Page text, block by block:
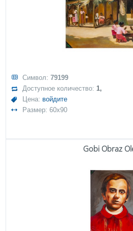
Символ:79199
Доступное количество:1,
Цена: войдите
Размер: 60x90
Gobi Obraz